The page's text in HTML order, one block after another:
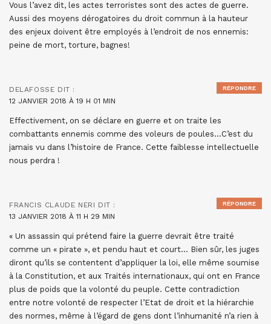
Vous l’avez dit, les actes terroristes sont des actes de guerre.
Aussi des moyens dérogatoires du droit commun à la hauteur
des enjeux doivent être employés à l’endroit de nos ennemis:
peine de mort, torture, bagnes!
DELAFOSSE DIT :
12 JANVIER 2018 À 19 H 01 MIN
Effectivement, on se déclare en guerre et on traite les
combattants ennemis comme des voleurs de poules…C’est du
jamais vu dans l’histoire de France. Cette faiblesse intellectuelle
nous perdra !
RÉPONDRE
FRANCIS CLAUDE NERI DIT :
13 JANVIER 2018 À 11 H 29 MIN
« Un assassin qui prétend faire la guerre devrait être traité
comme un « pirate », et pendu haut et court… Bien sûr, les juges
diront qu’ils se contentent d’appliquer la loi, elle même soumise
à la Constitution, et aux Traités internationaux, qui ont en France
plus de poids que la volonté du peuple. Cette contradiction
entre notre volonté de respecter l’Etat de droit et la hiérarchie
des normes, même à l’égard de gens dont l’inhumanité n’a rien à
RÉPONDRE